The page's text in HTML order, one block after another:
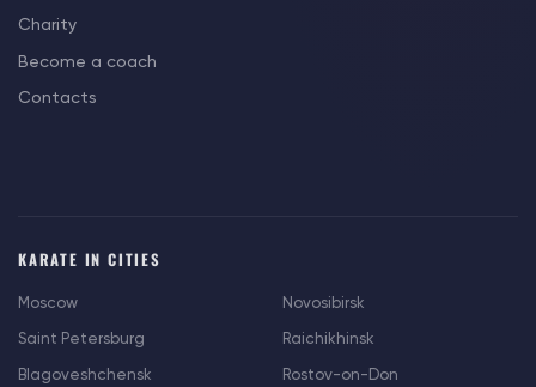
Charity
Become a coach
Contacts
KARATE IN CITIES
Moscow
Saint Petersburg
Blagoveshchensk
Novosibirsk
Raichikhinsk
Rostov-on-Don